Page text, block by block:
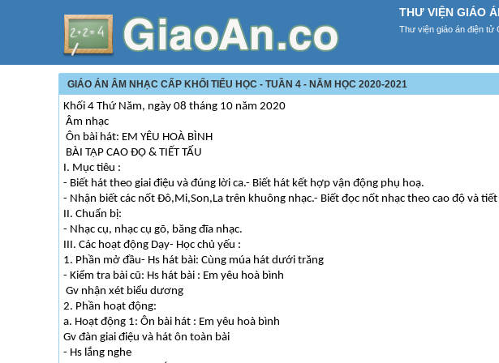
THƯ VIỆN GIÁO
Thư viện giáo án điện tử
GIÁO ÁN ÂM NHẠC CẤP KHỐI TIỂU HỌC - TUẦN 4 - NĂM HỌC 2020-2021
Khối 4 Thứ Năm, ngày 08 tháng 10 năm 2020
Âm nhạc
Ôn bài hát: EM YÊU HOÀ BÌNH
BÀI TẬP CAO ĐỘ & TIẾT TẤU
I. Mục tiêu :
- Biết hát theo giai điệu và đúng lời ca.- Biết hát kết hợp vận động phụ hoạ.
- Nhận biết các nốt Đô,Mi,Son,La trên khuông nhạc.- Biết đọc nốt nhạc theo cao độ và
II. Chuẩn bị:
- Nhạc cụ, nhạc cụ gõ, băng đĩa nhạc.
III. Các hoạt động Dạy- Học chủ yếu :
1. Phần mở đầu- Hs hát bài: Cùng múa hát dưới trăng
- Kiểm tra bài cũ: Hs hát bài : Em yêu hoà bình
Gv nhận xét biểu dương
2. Phần hoạt động:
a. Hoạt động 1: Ôn bài hát : Em yêu hoà bình
Gv đàn giai điệu và hát ôn toàn bài
- Hs lắng nghe